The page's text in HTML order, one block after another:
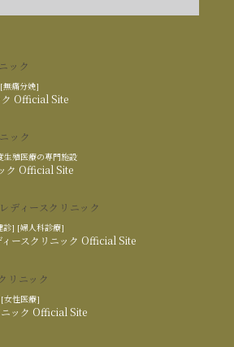
痛分娩]
ク Official Site
殖医療の専門施設
ク Official Site
診] [婦人科診療]
ースクリニック Official Site
女性医療]
ック Official Site